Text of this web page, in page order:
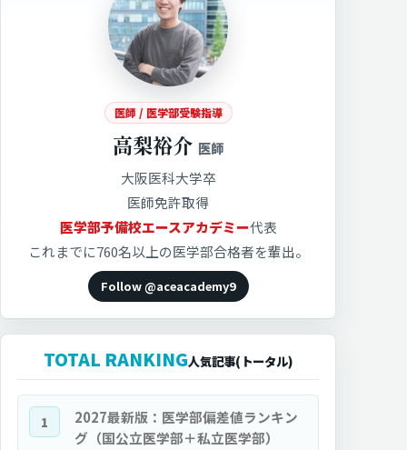
医師 / 医学部受験指導
高梨裕介 医師
大阪医科大学卒
医師免許取得
医学部予備校エースアカデミー代表
これまでに760名以上の医学部合格者を輩出。
Follow @aceacademy9
TOTAL RANKING人気記事(トータル)
1
2027最新版：医学部偏差値ランキン
グ（国公立医学部＋私立医学部）